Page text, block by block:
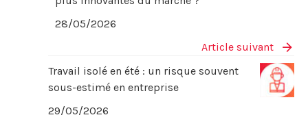
28/05/2026
Article suivant
Travail isolé en été : un risque souvent
sous-estimé en entreprise
29/05/2026